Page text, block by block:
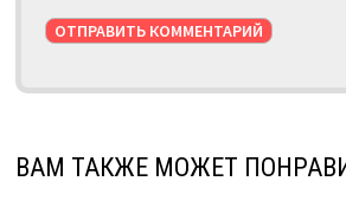
ВАМ ТАКЖЕ МОЖЕТ